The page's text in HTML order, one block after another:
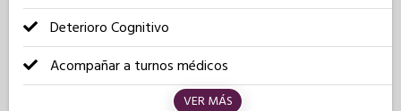
Deterioro Cognitivo
Acompañar a turnos médicos
VER MÁS